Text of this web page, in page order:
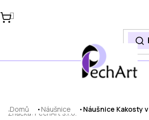
na
obsah
Domů Náušnice Náušnice Kakosty
Značka: PechArt s.r.o.